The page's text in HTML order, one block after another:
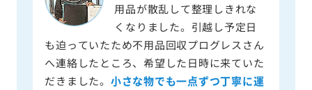
用品が散乱して整理しきれな
くなりました。引越し予定日
も迫っていたため不用品回収プログレスさん
へ連絡したところ、希望した日時に来ていた
だきました。 小さな物でも一点ずつ丁寧に運